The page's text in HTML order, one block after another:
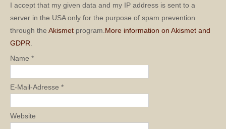
I accept that my given data and my IP address is sent to a
server in the USA only for the purpose of spam prevention
through the Akismet program. More information on Akismet and
GDPR
Name *
E-Mail-Adresse *
Website